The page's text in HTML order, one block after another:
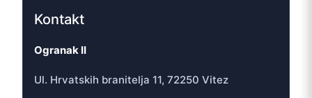
Kontakt
Ogranak II
Ul. Hrvatskih branitelja 11, 72250 Vitez